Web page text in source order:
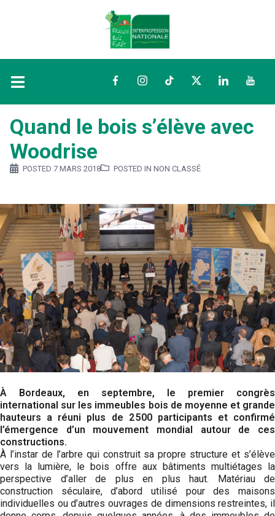
FacebookInstagramTikTokTwitterLinkedIn
Quand le bois s’élève avec
Woodrise
POSTED 7 MARS 2018 POSTED IN NON CLASSÉ
À Bordeaux, en septembre, le premier congrès
international sur les immeubles bois de moyenne et grande
hauteurs a réuni plus de 2 500 participants et confirmé
l’émergence d’un mouvement mondial autour de ces
constructions.
À l’instar de l’arbre qui construit sa propre structure et s’élève
vers la lumière, le bois offre aux bâtiments multiétages la
perspective d’aller de plus en plus haut. Matériau de
construction séculaire, d’abord utilisé pour des maisons
individuelles ou d’autres ouvrages de dimensions restreintes, il